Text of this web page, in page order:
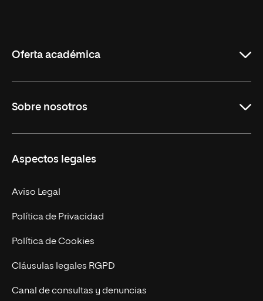
Oferta académica
Másteres Oficiales
Doctorados
Experto Universitario
Postgrados
Cursos Universitarios
Sobre nosotros
Facultades
Nuestro Equipo
Trabaja en UNIR
Actualidad
UNIR Revista
Eventos
Aspectos legales
Aviso Legal
Política de Privacidad
Política de Cookies
Cláusulas legales RGPD
Canal de consultas y denuncias